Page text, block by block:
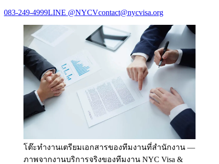
083-249-4999LINE @NYCVcontact@nycvisa.org
โต๊ะทำงานเตรียมเอกสารของทีมงานที่สำนักงาน —
ภาพจากงานบริการจริงของทีมงาน NYC Visa &